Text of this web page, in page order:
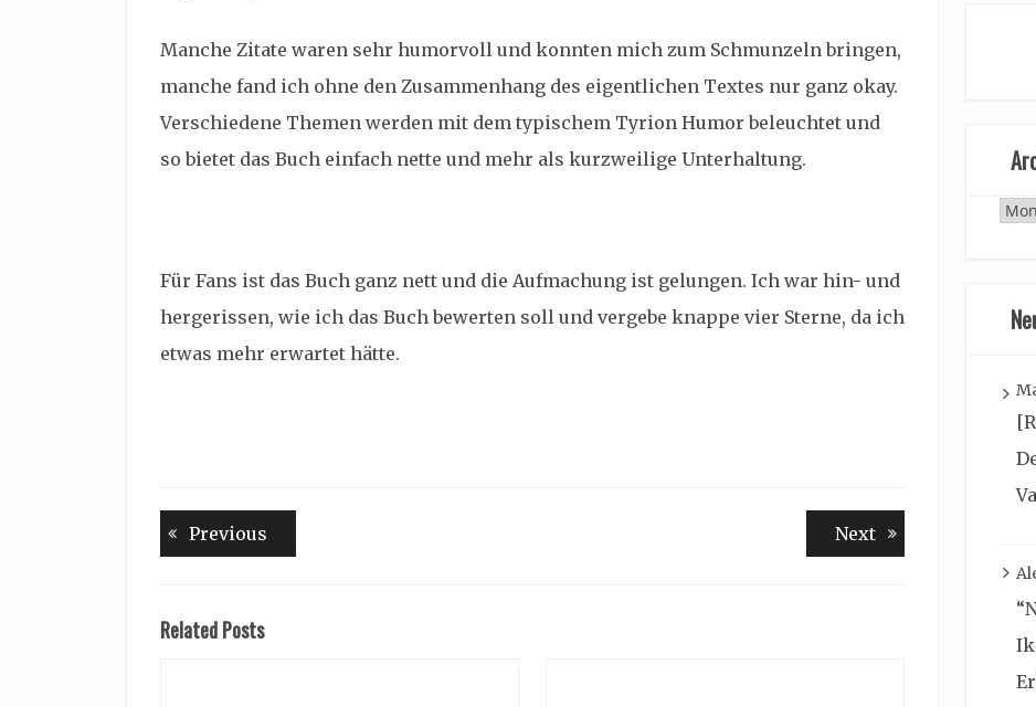
Manche Zitate waren sehr humorvoll und konnten mich zum Schmunzeln bringen,
manche fand ich ohne den Zusammenhang des eigentlichen Textes nur ganz okay.
Verschiedene Themen werden mit dem typischem Tyrion Humor beleuchtet und
so bietet das Buch einfach nette und mehr als kurzweilige Unterhaltung.
Für Fans ist das Buch ganz nett und die Aufmachung ist gelungen. Ich war hin- und
hergerissen, wie ich das Buch bewerten soll und vergebe knappe vier Sterne, da ich
etwas mehr erwartet hätte.
Beitragsnavigation
Previous NextNext
Related Posts